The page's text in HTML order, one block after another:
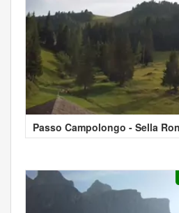
Passo Campolongo - Sella